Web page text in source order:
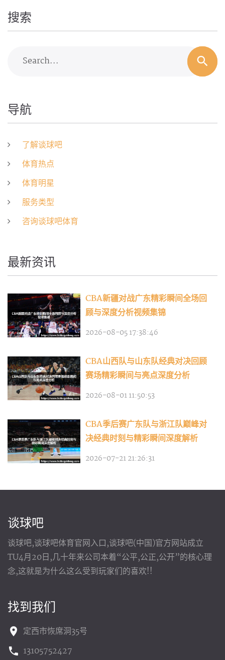
搜索
Search...
导航
了解谈球吧
体育热点
体育明星
服务类型
咨询谈球吧体育
最新资讯
CBA新疆对战广东精彩瞬间全场回
顾与深度分析视频集锦
2026-08-05 17:38:46
CBA山西队与山东队经典对决回顾
赛场精彩瞬间与亮点深度分析
2026-08-01 11:50:53
CBA季后赛广东队与浙江队巅峰对
决经典时刻与精彩瞬间深度解析
2026-07-21 21:26:31
谈球吧
谈球吧,谈球吧体育官网入口,谈球吧(中国)官方网站成立
TU4月20日,几十年来公司本着“公平,公正,公开”的核心理
念,这就是为什么这么受到玩家们的喜欢!!
找到我们
定西市恢席洞35号
13105752427